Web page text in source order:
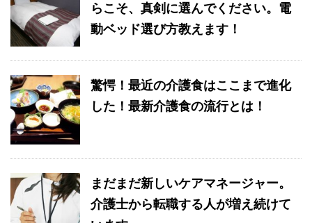
らこそ、真剣に選んでください。電
動ベッド選び方教えます！
驚愕！最近の介護食はここまで進化
した！最新介護食の流行とは！
まだまだ新しいケアマネージャー。
介護士から転職する人が増え続けて